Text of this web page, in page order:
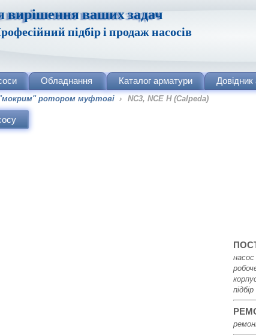
вирішення ваших задач
підбір і продаж насосів
Обладнання Каталог арматури Довідник
"мокрим" ротором муфтові › NC3, NCE H (Calpeda)
насос